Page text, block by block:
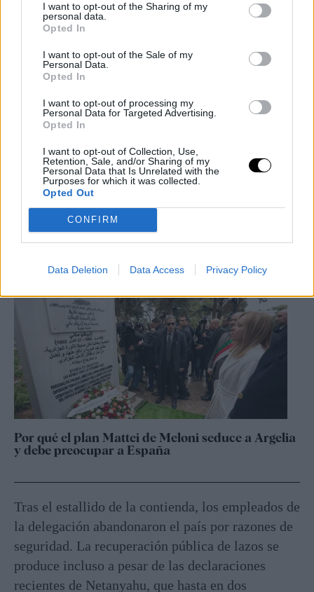
I want to opt-out of the Sharing of my
personal data.
Opted In
I want to opt-out of the Sale of my
Personal Data.
Opted In
I want to opt-out of processing my
Personal Data for Targeted Advertising.
Opted In
I want to opt-out of Collection, Use,
Retention, Sale, and/or Sharing of my
Personal Data that Is Unrelated with the
Purposes for which it was collected.
Opted Out
CONFIRM
Data Deletion Data Access Privacy Policy
En septiembre Rabat reabrió la oficina de enlace
con Israel cerrada tras el inicio de la guerra. En
julio Tel Aviv nombró a
Exteriores de Israel para los medios de
comunicación árabes, como jefe adjunto de la
oficina de enlace en Rabat. La oficina israelí en
Marruecos sigue dirigida por David Govrin, un
funcionario que fue suspendido temporalmente en
2022 por acusaciones de conducta sexual
inapropiada y corrupción.
Por qué el plan Mattei de Meloni seduce a Argelia
y debe preocupar a España
Tras el estallido de la contienda, los empleados de
la delegación abandonaron el país por razones de
seguridad. La recuperación pública de lazos se
produce incluso a pesar de las declaraciones
recientes de Netanyahu, que hasta en dos